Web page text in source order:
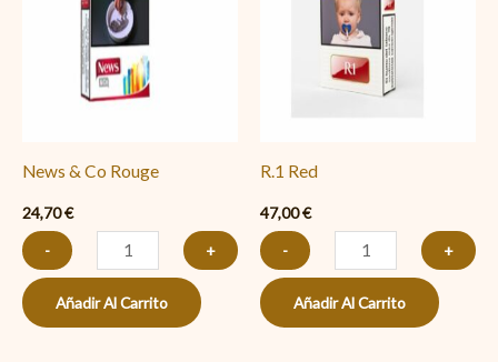
News & Co Rouge
24,70€
-
Rouge
cantidad
+
Añadir Al Carrito
R.1 Red
47,00€
-
+
Añadir Al Carrito